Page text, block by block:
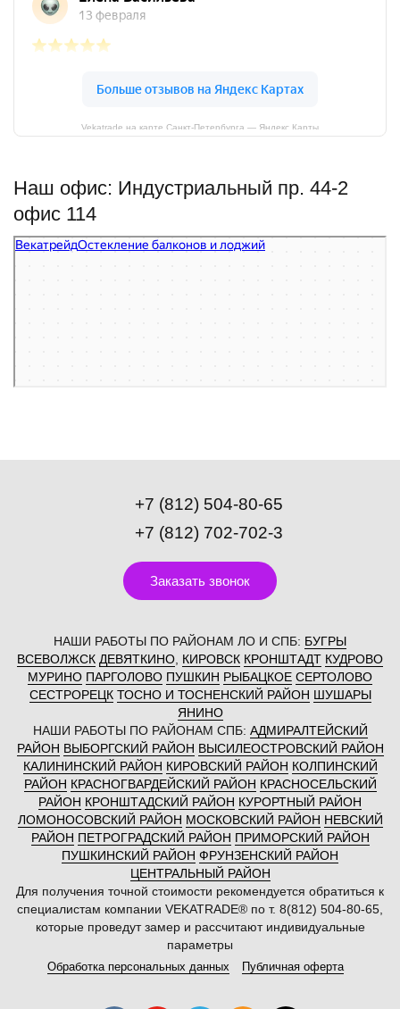
Vekatrade на карте Санкт‑Петербурга — Яндекс Карты
Наш офис: Индустриальный пр. 44-2
офис 114
Векатрейд
+7 (812) 504-80-65
+7 (812) 702-702-3
Заказать звонок
НАШИ РАБОТЫ ПО РАЙОНАМ ЛО И СПБ: БУГРЫ
ВСЕВОЛЖСК ДЕВЯТКИНО КИРОВСК КРОНШТАДТ КУДРОВО
МУРИНО ПАРГОЛОВО ПУШКИН РЫБАЦКОЕ СЕРТОЛОВО
СЕСТРОРЕЦК ТОСНО И ТОСНЕНСКИЙ РАЙОН ШУШАРЫ
ЯНИНО
НАШИ РАБОТЫ ПО РАЙОНАМ СПБ: АДМИРАЛТЕЙСКИЙ
РАЙОН ВЫБОРГСКИЙ РАЙОН ВЫСИЛЕОСТРОВСКИЙ РАЙОН
КАЛИНИНСКИЙ РАЙОН КИРОВСКИЙ РАЙОН КОЛПИНСКИЙ
РАЙОН КРАСНОГВАРДЕЙСКИЙ РАЙОН КРАСНОСЕЛЬСКИЙ
РАЙОН КРОНШТАДСКИЙ РАЙОН КУРОРТНЫЙ РАЙОН
ЛОМОНОСОВСКИЙ РАЙОН МОСКОВСКИЙ РАЙОН НЕВСКИЙ
РАЙОН ПЕТРОГРАДСКИЙ РАЙОН ПРИМОРСКИЙ РАЙОН
ПУШКИНСКИЙ РАЙОН ФРУНЗЕНСКИЙ РАЙОН
ЦЕНТРАЛЬНЫЙ РАЙОН
Для получения точной стоимости рекомендуется обратиться к
специалистам компании VEKATRADE® по т. 8(812) 504-80-65,
которые проведут замер и рассчитают индивидуальные
параметры
Обработка персональных данных Публичная оферта